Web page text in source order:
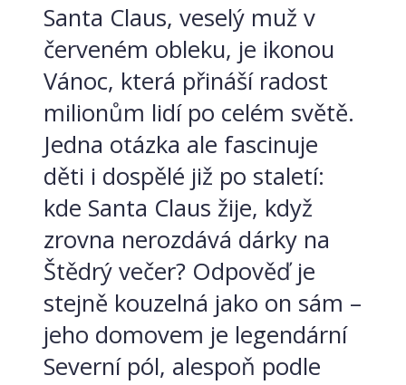
Santa Claus, veselý muž v
červeném obleku, je ikonou
Vánoc, která přináší radost
milionům lidí po celém světě.
Jedna otázka ale fascinuje
děti i dospělé již po staletí:
kde Santa Claus žije, když
zrovna nerozdává dárky na
Štědrý večer? Odpověď je
stejně kouzelná jako on sám –
jeho domovem je legendární
Severní pól, alespoň podle